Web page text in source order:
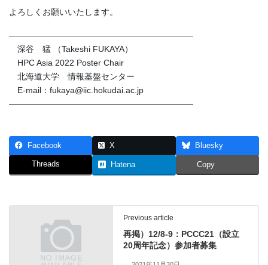
よろしくお願いいたします。
――――――――――――――――――――――
深谷 猛 （Takeshi FUKAYA）
HPC Asia 2022 Poster Chair
北海道大学 情報基盤センター
E-mail：fukaya@iic.hokudai.ac.jp
――――――――――――――――――――――
Facebook X Bluesky
Threads Hatena Copy
Previous article
再掲）12/8-9：PCCC21（設立
20周年記念）参加者募集